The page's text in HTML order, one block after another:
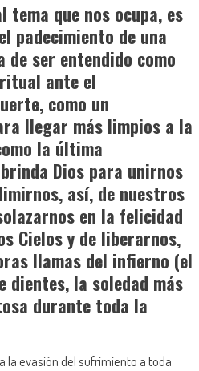
tema que nos ocupa, es
padecimiento de una
de ser entendido como
ante el
como un
llegar más limpios a la
la última
Dios para unirnos
así, de nuestros
en la felicidad
Cielos y de liberarnos,
llamas del infierno (el
la soledad más
durante toda la
la evasión del sufrimiento a toda